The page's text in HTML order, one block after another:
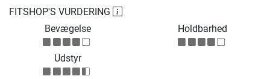
FITSHOP'S VURDERING
Bevægelse
Holdbarhed
Udstyr